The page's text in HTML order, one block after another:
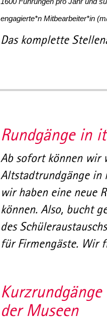
engagierte*n Mitbearbeiter*in
Das komplette
Rundgänge in
Ab sofort können wir
Altstadtrundgänge in
wir haben eine neue
können. Also, bucht
des
für Firmengäste. Wir
der Museen